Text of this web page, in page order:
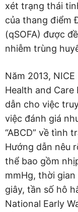
xét trạng thái
của thang điểm
(qSOFA) được
nhiễm trùng
Năm 2013,
Health and
dẫn cho việc
việc đánh giá
“ABCD” về tình
Hướng dẫn nêu
thể bao gồm
mmHg, thời
giây, tần số hô
National Early